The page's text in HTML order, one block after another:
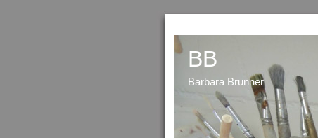
BB
Barbara Brunner